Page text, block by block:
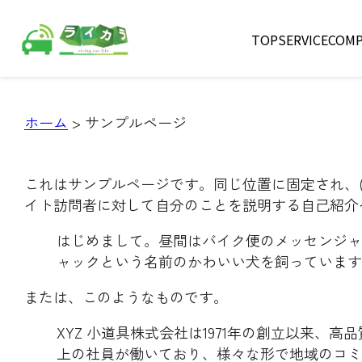
TOPSERVICE
ホーム > サンプルページ
これはサンプルページです。同じ位置に固定され
イト訪問者に対して自分のことを説明する自己紹
はじめまして。昼間はバイク便のメッセンジ
ャックという名前のかわいい犬を飼っていま
または、このようなものです。
XYZ 小道具株式会社は1971年の創立以来、高
上の社員が働いており、様々な形で地域のコ